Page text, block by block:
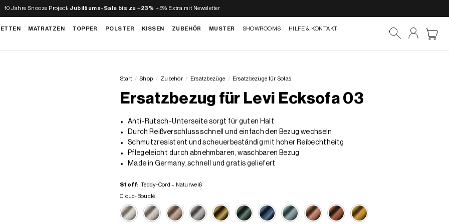
10 Jahre Snooze Project: Jubiläums-Sale bis zu −23% +5% Extra mit Newsletter
MATRATZEN TOPPER POLSTER KISSEN ZUBEHÖR MUSTER SHOWROOMS
HILFE & KONTAKT
Start / Shop / Zubehör / Ersatzbezüge / Ersatzbezüge für Sofas
Ersatzbezug für Levi Ecksofa 03
Anti-Rutsch-Unterseite sorgt für guten Halt
Durch Reißverschluss schnell und einfach den Bezug wechseln
Schmutzresistent und scheuerbeständig mit hoher Reibechtheitg
Pflegeleicht durch abnehmbaren, waschbaren Bezug
Made in Germany, schnell und gratis geliefert
Stoff: Teddy-Cord – Naturweiß
Cloud-Bouclé